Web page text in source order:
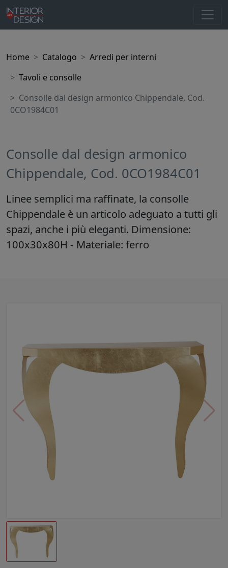
Home Catalogo
Arredi per interni
Tavoli e consolle
Consolle dal design armonico Chippendale, Cod.
0CO1984C01
Consolle dal design armonico
Chippendale, Cod. 0CO1984C01
Linee semplici ma raffinate, la consolle
Chippendale è un articolo adeguato a tutti gli
spazi, anche i più eleganti. Dimensione:
100x30x80H - Materiale: ferro